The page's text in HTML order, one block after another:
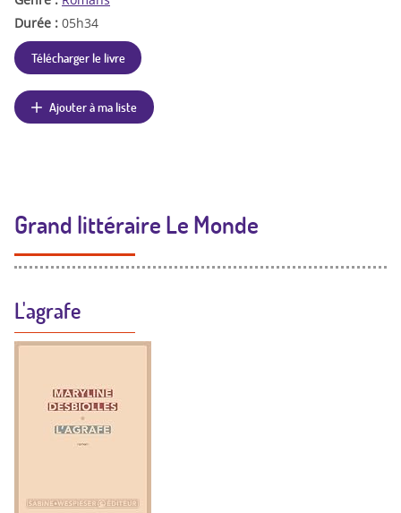
Durée : 05h34
Télécharger le livre
Ajouter à ma liste
Grand littéraire Le Monde
L'agrafe